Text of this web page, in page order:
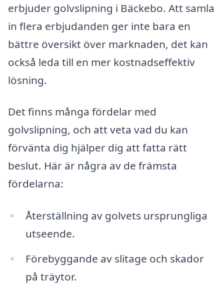
erbjuder golvslipning i Bäckebo. Att samla
in flera erbjudanden ger inte bara en
bättre översikt över marknaden, det kan
också leda till en mer kostnadseffektiv
lösning.
Det finns många fördelar med
golvslipning, och att veta vad du kan
förvänta dig hjälper dig att fatta rätt
beslut. Här är några av de främsta
fördelarna:
Återställning av golvets ursprungliga
utseende.
Förebyggande av slitage och skador
på träytor.